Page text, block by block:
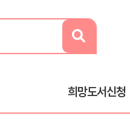
희망도서신청